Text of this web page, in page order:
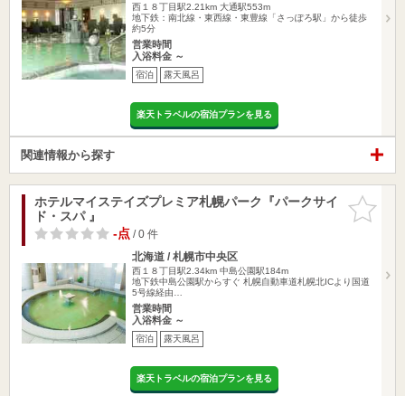
西１８丁目駅2.21km 大通駅553m
地下鉄：南北線・東西線・東豊線「さっぽろ駅」から徒歩
約5分
営業時間
入浴料金 ～
宿泊 露天風呂
楽天トラベルの宿泊プランを見る
関連情報から探す
お気に入
りに追加
ホテルマイステイズプレミア札幌パーク『パークサイ
ド・スパ 』
-点/ 0 件
北海道 / 札幌市中央区
西１８丁目駅2.34km 中島公園駅184m
地下鉄中島公園駅からすぐ 札幌自動車道札幌北ICより国道
5号線経由…
営業時間
入浴料金 ～
宿泊 露天風呂
楽天トラベルの宿泊プランを見る